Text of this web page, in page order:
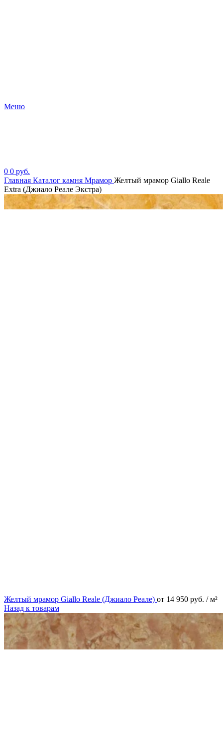
Меню
0 0 руб.
Главная Каталог камня Мрамор Желтый мрамор Giallo Reale
Extra (Джиало Реале Экстра)
Желтый мрамор Giallo Reale (Джиало Реале) от 14 950 руб. / м²
Назад к товарам